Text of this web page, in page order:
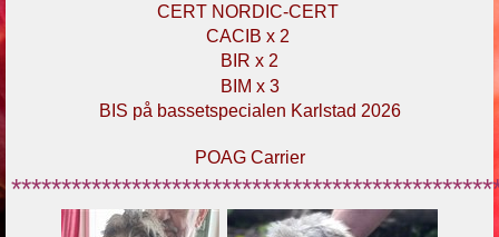
CERT NORDIC-CERT
CACIB x 2
BIR x 2
BIM x 3
BIS på bassetspecialen Karlstad 2026
POAG Carrier